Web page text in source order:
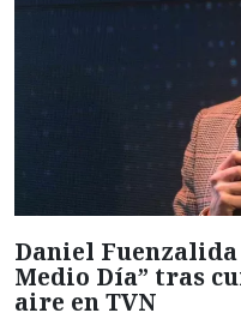
Daniel
Medio Día” tras
aire en TVN